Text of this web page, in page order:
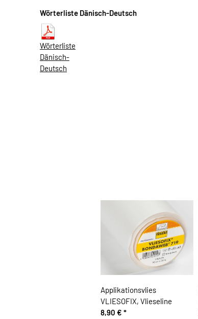
Wörterliste Dänisch-Deutsch
Wörterliste
Dänisch-
Deutsch
Applikationsvlies
VLIESOFIX, Vlieseline
8,90 € *